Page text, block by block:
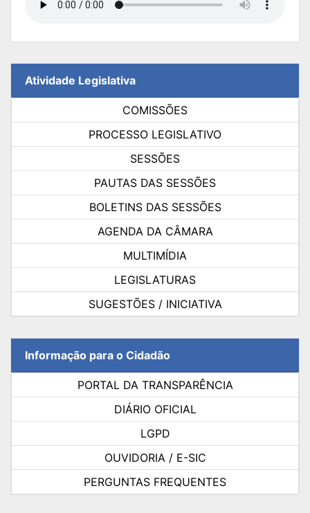
Atividade Legislativa
COMISSÕES
PROCESSO LEGISLATIVO
SESSÕES
PAUTAS DAS SESSÕES
BOLETINS DAS SESSÕES
AGENDA DA CÂMARA
MULTIMÍDIA
LEGISLATURAS
SUGESTÕES / INICIATIVA
Informação para o Cidadão
PORTAL DA TRANSPARÊNCIA
DIÁRIO OFICIAL
LGPD
OUVIDORIA / E-SIC
PERGUNTAS FREQUENTES